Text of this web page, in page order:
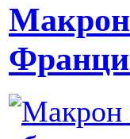
Макрон